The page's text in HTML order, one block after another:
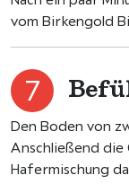
vom Birkengold
Den Boden von
Anschließend die
Hafermischung